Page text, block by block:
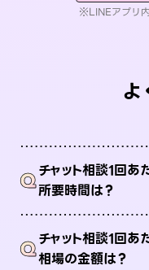
※LINEアプリ
Qチャット相談1回あ
所要時間は？
Qチャット相談1回あ
相場の金額は？